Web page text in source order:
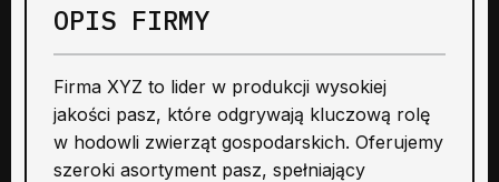
OPIS FIRMY
Firma XYZ to lider w produkcji wysokiej
jakości pasz, które odgrywają kluczową rolę
w hodowli zwierząt gospodarskich. Oferujemy
szeroki asortyment pasz, spełniający